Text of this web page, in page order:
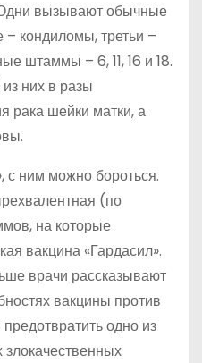
вызывают обычные
– кондиломы, третьи –
штаммы – 6, 11, 16 и 18.
них в разы
рака шейки матки, а
с ним можно бороться.
(по
на которые
вакцина «Гардасил».
врачи рассказывают
вакцины против
одно из